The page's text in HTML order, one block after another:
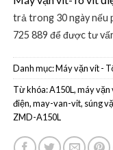
trả trong 30 ngày nếu
725 889 để được tư
Danh mục:Máy vặn vít -
Từ khóa:A150L,máy vặn
điện,may-van-vit, súng
ZMD-A150L